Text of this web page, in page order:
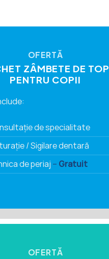
OFERTĂ
ZÂMBETE DE TOP
PENTRU COPII
de specialitate
/ Sigilare dentară
de periaj – Gratuit
OFERTĂ